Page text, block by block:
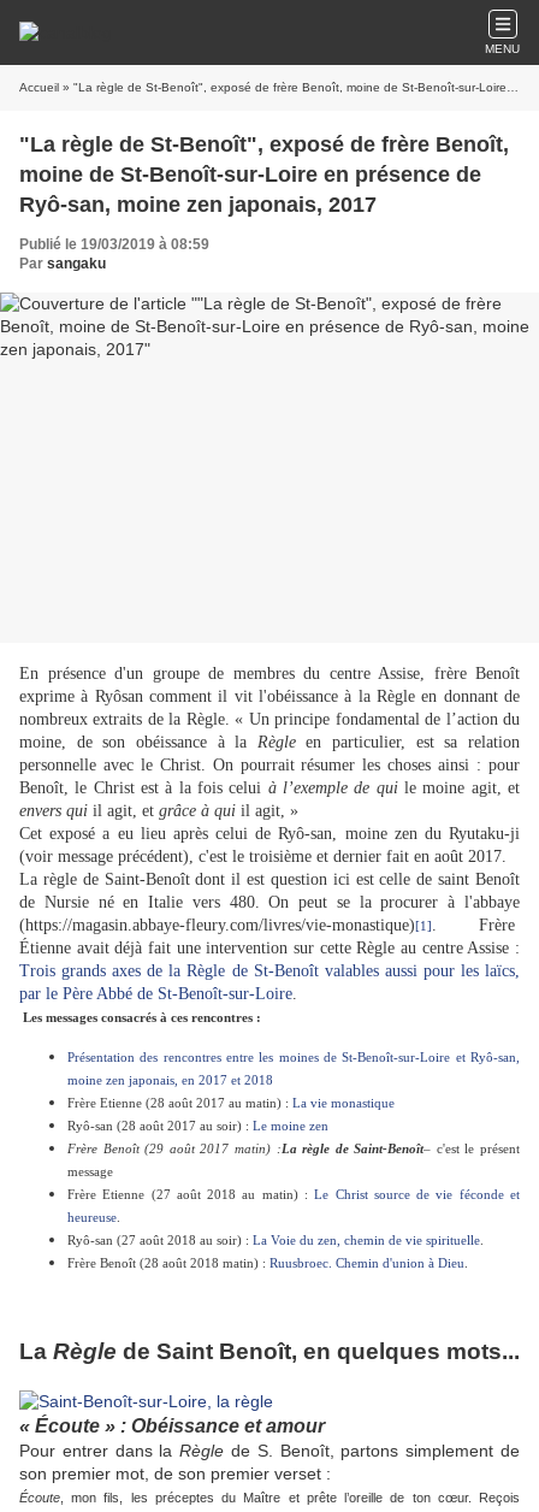
MENU
Accueil » "La règle de St-Benoît", exposé de frère Benoît, moine de St-Benoît-sur-Loire en présence de Ryô-san, moine zen japonais, 2017
"La règle de St-Benoît", exposé de frère Benoît,
moine de St-Benoît-sur-Loire en présence de
Ryô-san, moine zen japonais, 2017
Publié le 19/03/2019 à 08:59
Par sangaku
En présence d'un groupe de membres du centre Assise, frère Benoît
exprime à Ryôsan comment il vit l'obéissance à la Règle en donnant de
nombreux extraits de la Règle. « Un principe fondamental de l’action du
moine, de son obéissance à la Règleen particulier, est sa relation
personnelle avec le Christ. On pourrait résumer les choses ainsi : pour
Benoît, le Christ est à la fois celui à l’exemple de quile moine agit, et
envers qui il agit, et grâce à qui il agit, »
Cet exposé a eu lieu après celui de Ryô-san, moine zen du Ryutaku-ji
(voir message précédent), c'est le troisième et dernier fait en août 2017.
La règle de Saint-Benoît dont il est question ici est celle de saint Benoît
de Nursie né en Italie vers 480. On peut se la procurer à l'abbaye
(https://magasin.abbaye-fleury.com/livres/vie-monastique)[1] . Frère
Étienne avait déjà fait une intervention sur cette Règle au centre Assise :
Trois grands axes de la Règle de St-Benoît valables aussi pour les laïcs,
par le Père Abbé de St-Benoît-sur-Loire.
Les messages consacrés à ces rencontres :
Présentation des rencontres entre les moines de St-Benoît-sur-Loire et Ryô-san,
moine zen japonais, en 2017 et 2018
Frère Etienne (28 août 2017 au matin) : La vie monastique
Ryô-san (28 août 2017 au soir) : Le moine zen
Frère Benoît (29 août 2017 matin) :La règle de Saint-Benoît– c'est le présent
message
Frère Etienne (27 août 2018 au matin) :Le Christ source de vie féconde et
heureuse
Ryô-san (27 août 2018 au soir) : La Voie du zen, chemin de vie spirituelle
Frère Benoît (28 août 2018 matin) : Ruusbroec. Chemin d'union à Dieu
La Règle de Saint Benoît, en quelques mots...
« Écoute » : Obéissance et amour
Pour entrer dans laRègle de S. Benoît, partons simplement de
son premier mot, de son premier verset :
Écoute , mon fils, les préceptes du Maître et prête l’oreille de ton cœur. Reçois